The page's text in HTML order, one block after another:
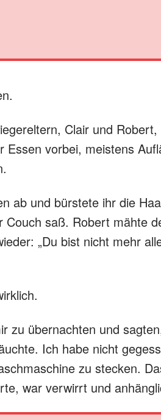
Clair und
Essen vorbei, meistens
ab und bürstete ihr die
saß. Robert mähte
„Du bist nicht mehr
zu übernachten und
Ich habe nicht
zu stecken.
war verwirrt und